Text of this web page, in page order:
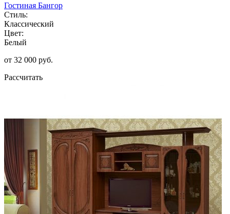
Гостиная Бангор
Стиль:
Классический
Цвет:
Белый
от 32 000 руб.
Рассчитать